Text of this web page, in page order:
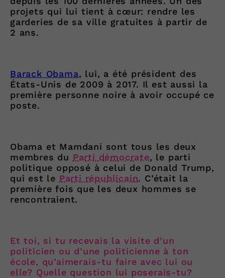
projets qui lui tient à cœur: rendre les
garderies de sa ville gratuites à partir de
2 ans.
Barack Obama, lui, a été président des
États-Unis de 2009 à 2017. Il est aussi la
première personne noire à avoir occupé ce
poste.
Obama et Mamdani sont tous les deux
membres du Parti démocrate, le parti
politique opposé à celui de Donald Trump,
qui est le Parti républicain. C’était la
première fois que les deux hommes se
rencontraient.
Et toi, si tu recevais la visite d’un
politicien ou d’une politicienne à ton
école, qu’aimerais-tu faire avec lui ou
elle? Quelle question lui poserais-tu?